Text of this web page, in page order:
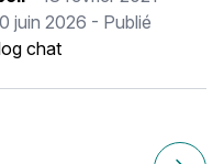
juin 2026 - Publié
chat